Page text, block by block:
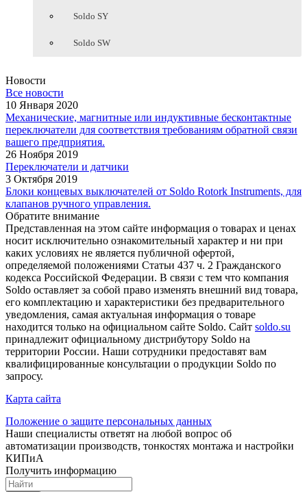
Soldo SY
Soldo SW
Новости
Все новости
10 Января 2020
Механические, магнитные или индуктивные бесконтактные
переключатели для соответствия требованиям обратной связи
вашего предприятия.
26 Ноября 2019
Переключатели и датчики
3 Октября 2019
Блоки концевых выключателей от Soldo Rotork Instruments, для
клапанов ручного управления.
Обратите внимание
Представленная на этом сайте информация о товарах и ценах
носит исключительно ознакомительный характер и ни при
каких условиях не является публичной офертой,
определяемой положениями Статьи 437 ч. 2 Гражданского
кодекса Российской Федерации. В связи с тем что компания
Soldo оставляет за собой право изменять внешний вид товара,
его комплектацию и характеристики без предварительного
уведомления, самая актуальная информация о товаре
находится только на официальном сайте Soldo. Сайт soldo.su
принадлежит официальному дистрибутору Soldo на
территории России. Наши сотрудники предоставят вам
квалифицированные консультации о продукции Soldo по
запросу.
Карта сайта
Положение о защите персональных данных
Наши специалисты ответят на любой вопрос об
автоматизации производств, тонкостях монтажа и настройки
КИПиА
Получить информацию